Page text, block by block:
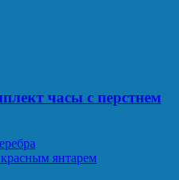
часы с перстнем